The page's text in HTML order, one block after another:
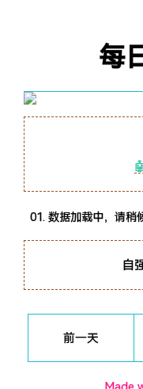
每
数据加载中，请稍
自
前一天
Made